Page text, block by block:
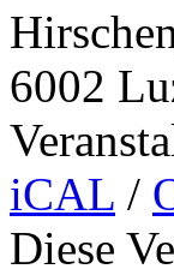
6002
iCAL /
Diese